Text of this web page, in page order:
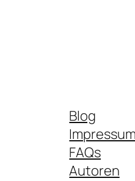
Blog
Impressum
FAQs
Autoren